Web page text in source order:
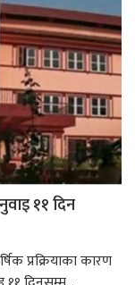
११ दिन
प्रक्रियाका कारण